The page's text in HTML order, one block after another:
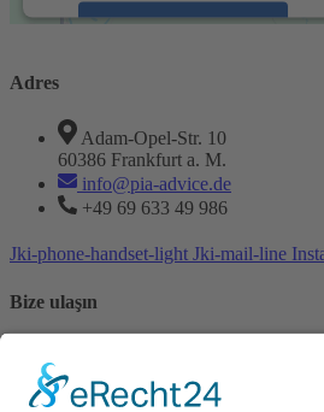
Accept
Management Platform
Adres
Adam-Opel-Str. 10
60386 Frankfurt a. M.
info@pia-advice.de
+49 69 633 49 986
Jki-phone-handset-light Jki-mail-line
Bize ulaşın
Nachname